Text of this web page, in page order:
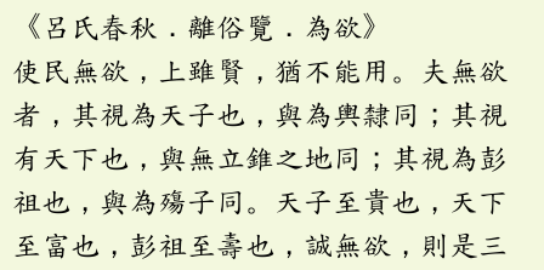
《呂氏春秋．離俗覽．為欲》
使民無欲，上雖賢，猶不能用。夫無欲
者，其視為天子也，與為輿隸同；其視
有天下也，與無立錐之地同；其視為彭
祖也，與為殤子同。天子至貴也，天下
至富也，彭祖至壽也，誠無欲，則是三